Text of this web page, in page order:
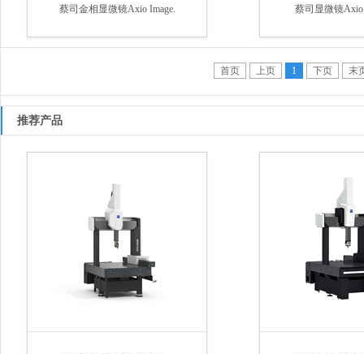
蔡司金相显微镜Axio Image. 蔡司显微镜Axio
首页 上页 1 下页 末
推荐产品